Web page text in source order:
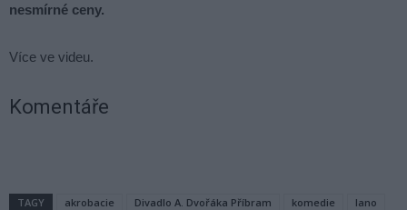
nesmírné ceny.
Více ve videu.
Komentáře
TAGY akrobacie Divadlo A. Dvořáka Příbram komedie
lano